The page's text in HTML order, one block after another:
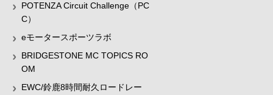
POTENZA Circuit Challenge（PC
C）
eモータースポーツラボ
BRIDGESTONE MC TOPICS RO
OM
EWC/鈴鹿8時間耐久ロードレー